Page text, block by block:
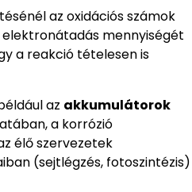
az oxidációs számok
mennyiségét
a reakció tételesen is
az akkumulátorok
a korrózió
élő szervezetek
(sejtlégzés, fotoszintézis)